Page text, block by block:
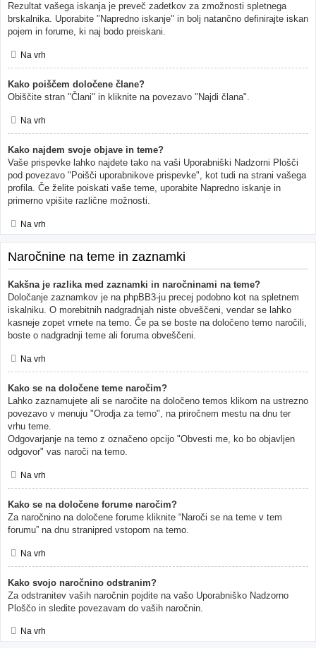
Rezultat vašega iskanja je preveč zadetkov za zmožnosti spletnega
brskalnika. Uporabite "Napredno iskanje" in bolj natančno definirajte iskan
pojem in forume, ki naj bodo preiskani.
Na vrh
Kako poiščem določene člane?
Obiščite stran "Člani" in kliknite na povezavo "Najdi člana".
Na vrh
Kako najdem svoje objave in teme?
Vaše prispevke lahko najdete tako na vaši Uporabniški Nadzorni Plošči
pod povezavo "Poišči uporabnikove prispevke", kot tudi na strani vašega
profila. Če želite poiskati vaše teme, uporabite Napredno iskanje in
primerno vpišite različne možnosti.
Na vrh
Naročnine na teme in zaznamki
Kakšna je razlika med zaznamki in naročninami na teme?
Določanje zaznamkov je na phpBB3-ju precej podobno kot na spletnem
iskalniku. O morebitnih nadgradnjah niste obveščeni, vendar se lahko
kasneje zopet vrnete na temo. Če pa se boste na določeno temo naročili,
boste o nadgradnji teme ali foruma obveščeni.
Na vrh
Kako se na določene teme naročim?
Lahko zaznamujete ali se naročite na določeno temos klikom na ustrezno
povezavo v menuju "Orodja za temo", na priročnem mestu na dnu ter
vrhu teme.
Odgovarjanje na temo z označeno opcijo "Obvesti me, ko bo objavljen
odgovor" vas naroči na temo.
Na vrh
Kako se na določene forume naročim?
Za naročnino na določene forume kliknite “Naroči se na teme v tem
forumu” na dnu stranipred vstopom na temo.
Na vrh
Kako svojo naročnino odstranim?
Za odstranitev vaših naročnin pojdite na vašo Uporabniško Nadzorno
Ploščo in sledite povezavam do vaših naročnin.
Na vrh